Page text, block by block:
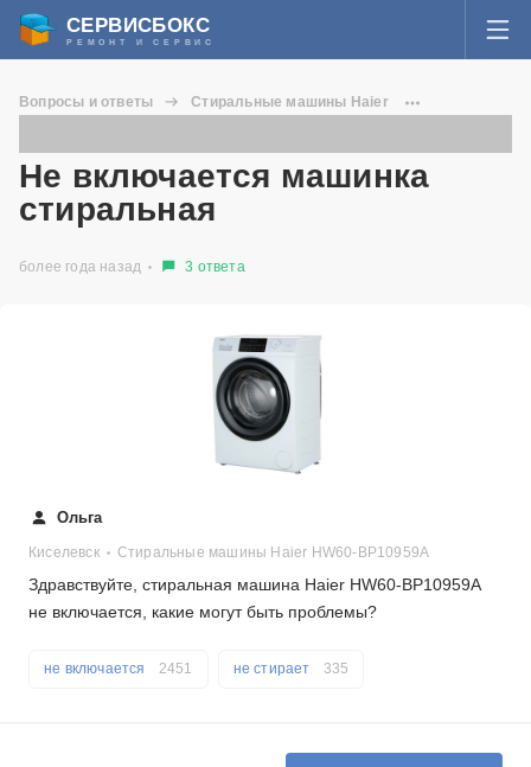
СЕРВИСБОКС
РЕМОНТ И СЕРВИС
Я забыл пароль
Регистрация
ВОПРОСЫ И ОТВЕТЫ
СТАТЬИ О РЕМОНТЕ
ДОБАВИТЬ СЕРВИСНЫЙ ЦЕНТР ИЛИ ЧАСТНОГО МАСТЕРА
ЗАДАТЬ ВОПРОС МАСТЕРАМ
Вопросы и ответы
Стиральные машины Haier
Не включается машинка
стиральная
более года назад 3 ответа
Ольга
Киселевск Стиральные машины Haier HW60-BP10959A
Здравствуйте, стиральная машина Haier HW60-BP10959A
не включается, какие могут быть проблемы?
не стирает 335
не включается 2451